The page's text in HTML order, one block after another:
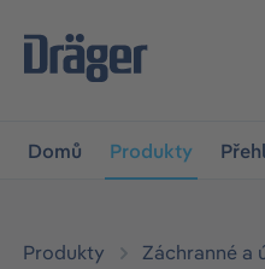
na hlavní navigaci
Domů Produkty
Produkty Záchranné a